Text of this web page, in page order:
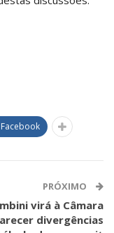
Facebook
PRÓXIMO
virá à Câmara
divergências